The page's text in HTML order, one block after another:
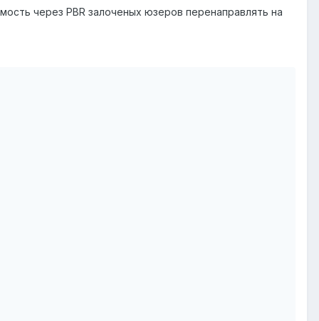
через PBR залоченых юзеров перенаправлять на